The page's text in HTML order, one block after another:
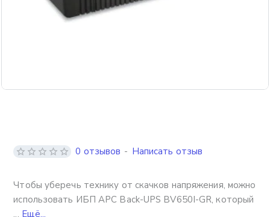
Чтобы уберечь технику от скачков напряжения, можно
использовать ИБП APC Back-UPS BV650I-GR, который
... Ещё...
0 отзывов - Написать отзыв